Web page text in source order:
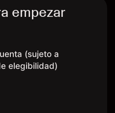
empezar
(sujeto a
elegibilidad)